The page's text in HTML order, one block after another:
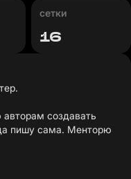
сетки
16
создавать
пишу сама. Менторю